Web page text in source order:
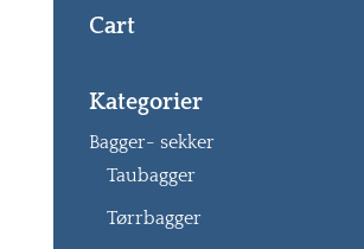
Cart
Kategorier
Bagger- sekker
Taubagger
Tørrbagger